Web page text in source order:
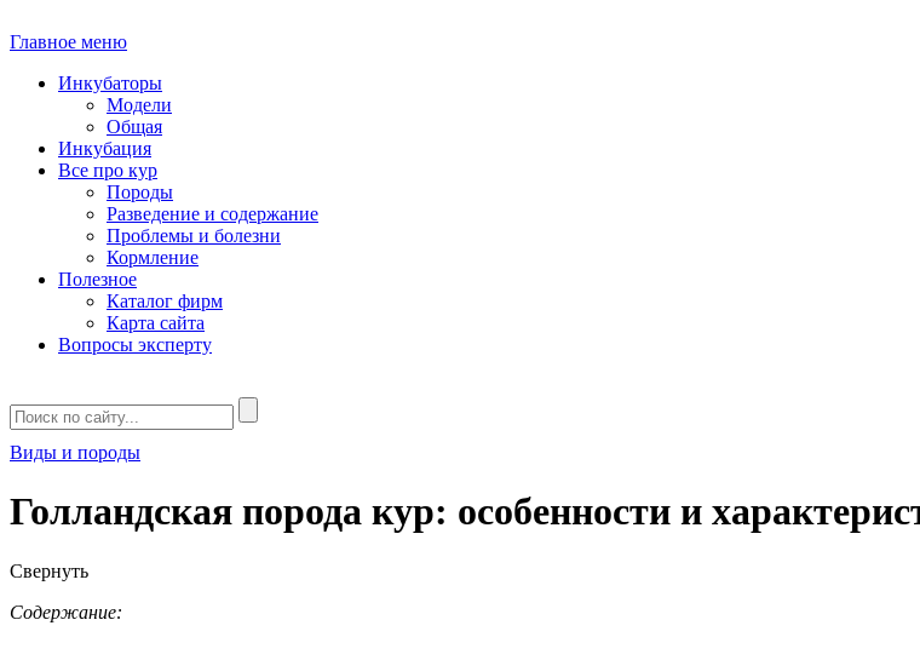
Главное меню
Инкубаторы
Модели
Общая
Инкубация
Все про кур
Породы
Разведение и содержание
Проблемы и болезни
Кормление
Полезное
Каталог фирм
Карта сайта
Вопросы эксперту
Виды и породы
Голландская порода кур: особенности и
Свернуть
Содержание: